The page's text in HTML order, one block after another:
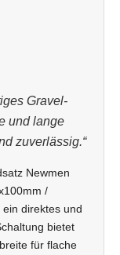
Gravel-
und lange
zuverlässig.“
Newmen
/
direktes und
bietet
für flache